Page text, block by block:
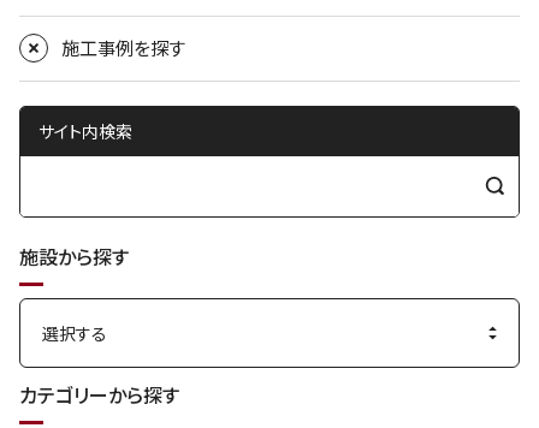
施工事例を探す
サイト内検索
検
施設から探す
カテゴリーから探す